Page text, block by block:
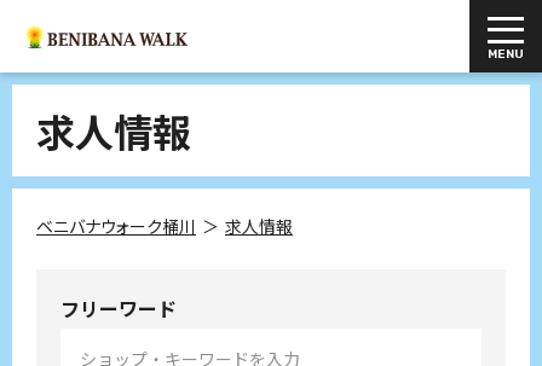
求人情報
ベニバナウォーク桶川 求人情報
フリーワード